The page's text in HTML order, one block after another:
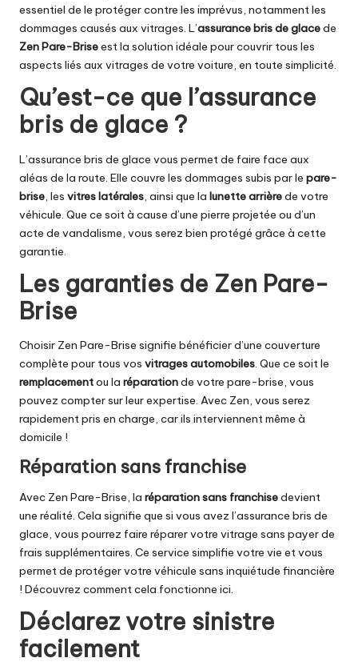
essentiel de le protéger contre les imprévus, notamment les
dommages causés aux vitrages. L’assurance bris de glacede
Zen Pare-Briseest la solution idéale pour couvrir tous les
aspects liés aux vitrages de votre voiture, en toute simplicité.
Qu’est-ce que l’assurance
bris de glace ?
L’assurance bris de glace vous permet de faire face aux
aléas de la route. Elle couvre les dommages subis par le pare-
brise , les vitres latérales , ainsi que la lunette arrièrede votre
véhicule. Que ce soit à cause d’une pierre projetée ou d’un
acte de vandalisme, vous serez bien protégé grâce à cette
garantie.
Les garanties de Zen Pare-
Brise
Choisir Zen Pare-Brise signifie bénéficier d’une couverture
complète pour tous vos vitrages automobiles. Que ce soit le
remplacementou la réparationde votre pare-brise, vous
pouvez compter sur leur expertise. Avec Zen, vous serez
rapidement pris en charge, car ils interviennent même à
domicile !
Réparation sans franchise
Avec Zen Pare-Brise, la réparation sans franchisedevient
une réalité. Cela signifie que si vous avez l’assurance bris de
glace, vous pourrez faire réparer votre vitrage sans payer de
frais supplémentaires. Ce service simplifie votre vie et vous
permet de protéger votre véhicule sans inquiétude financière
! Découvrez comment cela fonctionne ici.
Déclarez votre sinistre
facilement